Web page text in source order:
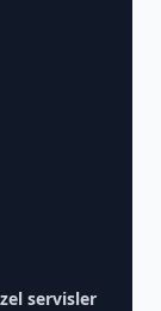
servisler